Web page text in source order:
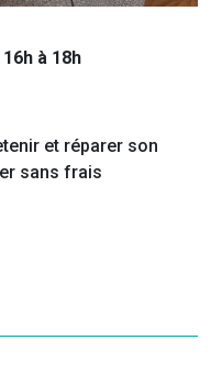
à 18h
et réparer son
sans frais